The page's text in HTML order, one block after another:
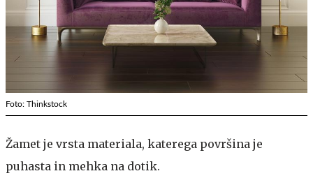
Foto: Thinkstock
Žamet je vrsta materiala, katerega površina je
puhasta in mehka na dotik.